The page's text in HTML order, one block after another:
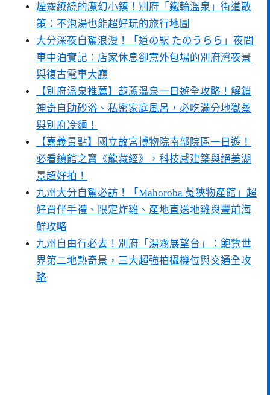
煙霧繚繞的魔幻小鎮！別府「鐵輪溫泉」街道散
策：不泡湯也能超好玩的旅行地圖
大分深夜自駕浪漫！「道の駅 たのうらら」夜間
車中泊實記：店家休息卻意外包場的別府灣夜景
與復古電車大廳
【別府溫泉推薦】葫蘆溫泉一日遊全攻略！解鎖
神奇自助砂浴、私密家庭風呂，必吃滿分地獄蒸
與別府冷麵！
【嘉義景點】國立故宮博物院南部院區一日遊！
必看鎮館之寶《龍藏經》，科技感建築與絕美湖
景超好拍！
九州大分自駕必訪！「Mahoroba 菟狹物產館」超
好買伴手禮、限定炸雞、產地直送地雞與豐前海
鮮攻略
九州自由行必去！別府「湯霧展望台」：飽覽世
界第二地熱奇景，三大超強拍攝機位與交通全攻
略